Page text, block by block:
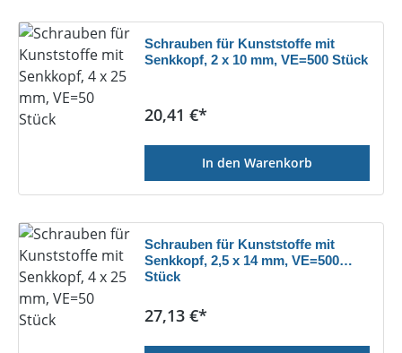
Schrauben für Kunststoffe mit
Senkkopf, 2 x 10 mm, VE=500 Stück
Regulärer Preis:
20,41 €*
In den Warenkorb
Schrauben für Kunststoffe mit
Senkkopf, 2,5 x 14 mm, VE=500
Stück
Regulärer Preis:
27,13 €*